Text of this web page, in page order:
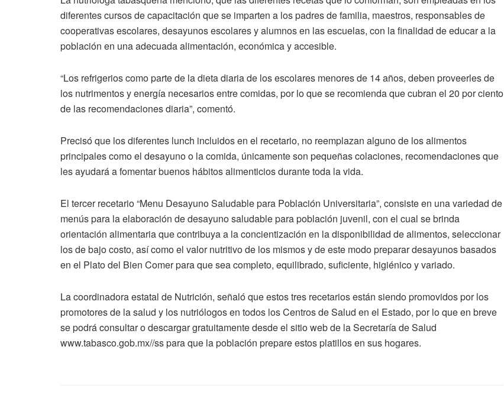
diferentes cursos de capacitación que se imparten a los padres de familia, maestros, responsables de
cooperativas escolares, desayunos escolares y alumnos en las escuelas, con la finalidad de educar a la
población en una adecuada alimentación, económica y accesible.
“Los refrigerios como parte de la dieta diaria de los escolares menores de 14 años, deben proveerles de
los nutrimentos y energía necesarios entre comidas, por lo que se recomienda que cubran el 20 por ciento
de las recomendaciones diaria”, comentó.
Precisó que los diferentes lunch incluidos en el recetario, no reemplazan alguno de los alimentos
principales como el desayuno o la comida, únicamente son pequeñas colaciones, recomendaciones que
les ayudará a fomentar buenos hábitos alimenticios durante toda la vida.
El tercer recetario “Menu Desayuno Saludable para Población Universitaria”, consiste en una variedad de
menús para la elaboración de desayuno saludable para población juvenil, con el cual se brinda
orientación alimentaria que contribuya a la concientización en la disponibilidad de alimentos, seleccionar
los de bajo costo, así como el valor nutritivo de los mismos y de este modo preparar desayunos basados
en el Plato del Bien Comer para que sea completo, equilibrado, suficiente, higiénico y variado.
La coordinadora estatal de Nutrición, señaló que estos tres recetarios están siendo promovidos por los
promotores de la salud y los nutriólogos en todos los Centros de Salud en el Estado, por lo que en breve
se podrá consultar o descargar gratuitamente desde el sitio web de la Secretaría de Salud
www.tabasco.gob.mx//ss para que la población prepare estos platillos en sus hogares.